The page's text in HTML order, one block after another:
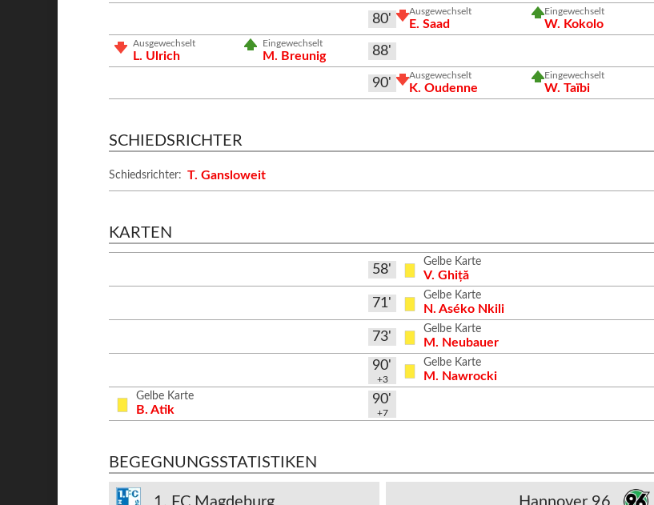
80'
Ausgewechselt
E. Saad
Eingewechselt
W. Kokolo
Ausgewechselt
L. Ulrich
Eingewechselt
M. Breunig 88'
90'
Ausgewechselt
K. Oudenne
Eingewechselt
W. Taïbi
SCHIEDSRICHTER
Schiedsrichter: T. Gansloweit
KARTEN
58'
Gelbe Karte
V. Ghiță
71'
Gelbe Karte
N. Aséko Nkili
73'
Gelbe Karte
M. Neubauer
90'
+3
Gelbe Karte
M. Nawrocki
Gelbe Karte
B. Atik
90'
+7
BEGEGNUNGSSTATISTIKEN
1. FC Magdeburg Hannover 96